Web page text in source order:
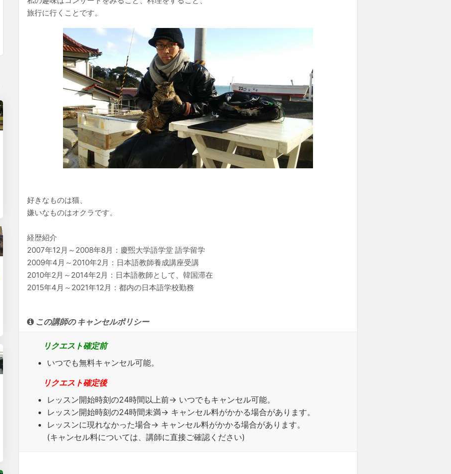
旅行に行くことです。
好きなものは猫、
嫌いなものはオクラです。
経歴紹介
2007年12月～2008年8月：慶煕大学語学堂 語学留学
2009年4月～2010年2月：日本語教師養成講座受講
2010年2月～2014年2月：日本語教師として、韓国滞在
2015年4月～2021年12月：都内の日本語学校勤務
この講師の キャンセルポリシー
リクエスト確定前
いつでも無料キャンセル可能。
リクエスト確定後
レッスン開始時刻の24時間以上前→ いつでもキャンセル可能。
レッスン開始時刻の24時間未満→ キャンセル料がかかる場合があります。
レッスンに現れなかった場合→ キャンセル料がかかる場合があります。
(キャンセル料については、講師に直接ご確認ください)